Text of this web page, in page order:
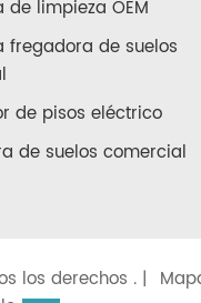
de limpieza OEM
fregadora de suelos
de pisos eléctrico
de suelos comercial
los derechos . |